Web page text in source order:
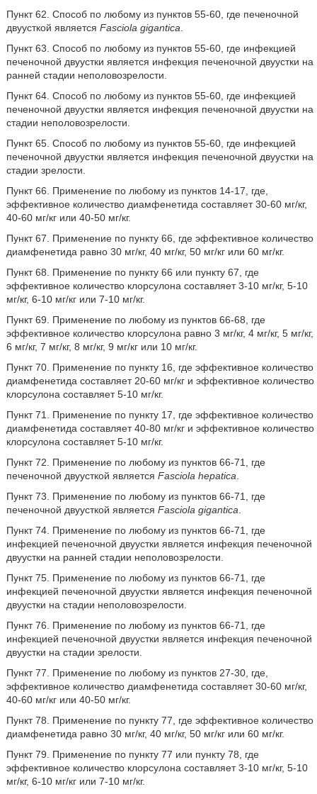
Пункт 62. Способ по любому из пунктов 55-60, где печеночной
двуусткой является Fasciola gigantica
Пункт 63. Способ по любому из пунктов 55-60, где инфекцией
печеночной двуустки является инфекция печеночной двуустки на
ранней стадии неполовозрелости.
Пункт 64. Способ по любому из пунктов 55-60, где инфекцией
печеночной двуустки является инфекция печеночной двуустки на
стадии неполовозрелости.
Пункт 65. Способ по любому из пунктов 55-60, где инфекцией
печеночной двуустки является инфекция печеночной двуустки на
стадии зрелости.
Пункт 66. Применение по любому из пунктов 14-17, где,
эффективное количество диамфенетида составляет 30-60 мг/кг,
40-60 мг/кг или 40-50 мг/кг.
Пункт 67. Применение по пункту 66, где эффективное количество
диамфенетида равно 30 мг/кг, 40 мг/кг, 50 мг/кг или 60 мг/кг.
Пункт 68. Применение по пункту 66 или пункту 67, где
эффективное количество клорсулона составляет 3-10 мг/кг, 5-10
мг/кг, 6-10 мг/кг или 7-10 мг/кг.
Пункт 69. Применение по любому из пунктов 66-68, где
эффективное количество клорсулона равно 3 мг/кг, 4 мг/кг, 5 мг/кг,
6 мг/кг, 7 мг/кг, 8 мг/кг, 9 мг/кг или 10 мг/кг.
Пункт 70. Применение по пункту 16, где эффективное количество
диамфенетида составляет 20-60 мг/кг и эффективное количество
клорсулона составляет 5-10 мг/кг.
Пункт 71. Применение по пункту 17, где эффективное количество
диамфенетида составляет 40-80 мг/кг и эффективное количество
клорсулона составляет 5-10 мг/кг.
Пункт 72. Применение по любому из пунктов 66-71, где
печеночной двуусткой является Fasciola hepatica
Пункт 73. Применение по любому из пунктов 66-71, где
печеночной двуусткой является Fasciola gigantica
Пункт 74. Применение по любому из пунктов 66-71, где
инфекцией печеночной двуустки является инфекция печеночной
двуустки на ранней стадии неполовозрелости.
Пункт 75. Применение по любому из пунктов 66-71, где
инфекцией печеночной двуустки является инфекция печеночной
двуустки на стадии неполовозрелости.
Пункт 76. Применение по любому из пунктов 66-71, где
инфекцией печеночной двуустки является инфекция печеночной
двуустки на стадии зрелости.
Пункт 77. Применение по любому из пунктов 27-30, где,
эффективное количество диамфенетида составляет 30-60 мг/кг,
40-60 мг/кг или 40-50 мг/кг.
Пункт 78. Применение по пункту 77, где эффективное количество
диамфенетида равно 30 мг/кг, 40 мг/кг, 50 мг/кг или 60 мг/кг.
Пункт 79. Применение по пункту 77 или пункту 78, где
эффективное количество клорсулона составляет 3-10 мг/кг, 5-10
мг/кг, 6-10 мг/кг или 7-10 мг/кг.